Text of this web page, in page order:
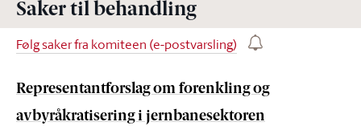
Saker til behandling
Følg saker fra komiteen (e-postvarsling)
Representantforslag om forenkling og
avbyråkratisering i jernbanesektoren